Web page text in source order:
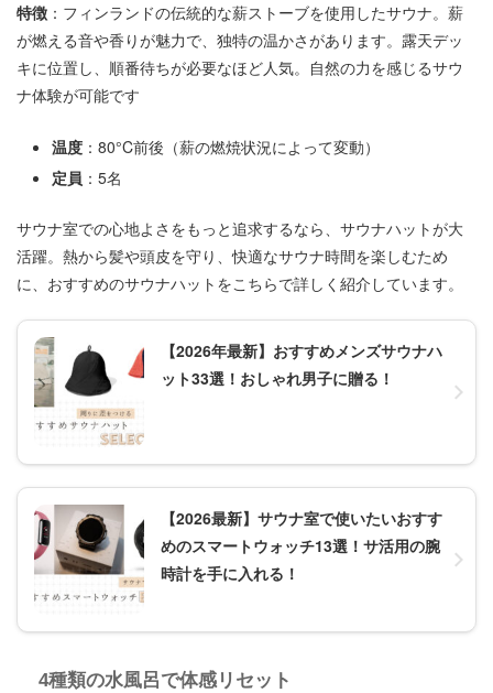
特徴 ：フィンランドの伝統的な薪ストーブを使用したサウナ。薪
が燃える音や香りが魅力で、独特の温かさがあります。露天デッ
キに位置し、順番待ちが必要なほど人気。自然の力を感じるサウ
ナ体験が可能です
温度 ：80°C前後（薪の燃焼状況によって変動）
定員 ：5名
サウナ室での心地よさをもっと追求するなら、サウナハットが大
活躍。熱から髪や頭皮を守り、快適なサウナ時間を楽しむため
に、おすすめのサウナハットをこちらで詳しく紹介しています。
【2026年最新】おすすめメンズサウナハ
ット33選！おしゃれ男子に贈る！
【2026最新】サウナ室で使いたいおすす
めのスマートウォッチ13選！サ活用の腕
時計を手に入れる！
4種類の水風呂で体感リセット